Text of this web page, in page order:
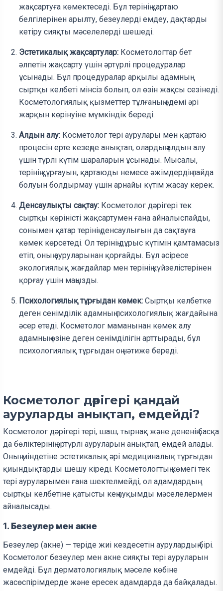
жақсартуға көмектеседі. Бұл терінің қартаю
белгілерінен арылту, безеулерді емдеу, дақтарды
кетіру сияқты мәселелерді шешеді.
Эстетикалық жақсартулар: Косметологтар бет
әлпетін жақсарту үшін әртүрлі процедуралар
ұсынады. Бұл процедуралар арқылы адамның
сыртқы келбеті мінсіз болып, ол өзін жақсы сезінеді.
Косметологиялық қызметтер тұлғаның әдемі әрі
жарқын көрінуіне мүмкіндік береді.
Алдын алу: Косметолог тері аурулары мен қартаю
процесін ерте кезеңде анықтап, олардың алдын алу
үшін түрлі күтім шараларын ұсынады. Мысалы,
терінің құрғауын, қартаюды немесе әжімдердің пайда
болуын болдырмау үшін арнайы күтім жасау керек.
Денсаулықты сақтау: Косметолог дәрігері тек
сыртқы көріністі жақсартумен ғана айналыспайды,
сонымен қатар терінің денсаулығын да сақтауға
көмек көрсетеді. Ол терінің дұрыс күтімін қамтамасыз
етіп, оның ауруларынан қорғайды. Бұл әсіресе
экологиялық жағдайлар мен терінің күйзелістерінен
қорғау үшін маңызды.
Психологиялық тұрғыдан көмек: Сыртқы келбетке
деген сенімділік адамның психологиялық жағдайына
әсер етеді. Косметолог маманынан көмек алу
адамның өзіне деген сенімділігін арттырады, бұл
психологиялық тұрғыдан оң нәтиже береді.
Косметолог дәрігері қандай
ауруларды анықтап, емдейді?
Косметолог дәрігері тері, шаш, тырнақ және дененің басқа
да бөліктерінің әртүрлі ауруларын анықтап, емдей алады.
Оның міндетіне эстетикалық әрі медициналық тұрғыдан
қиындықтарды шешу кіреді. Косметологтың көмегі тек
тері ауруларымен ғана шектелмейді, ол адамдардың
сыртқы келбетіне қатысты кең ауқымды мәселелермен
айналысады.
1.Безеулер мен акне
Безеулер (акне) — теріде жиі кездесетін аурулардың бірі.
Косметолог безеулер мен акне сияқты тері ауруларын
емдейді. Бұл дерматологиялық мәселе көбіне
жасөспірімдерде және ересек адамдарда да байқалады.